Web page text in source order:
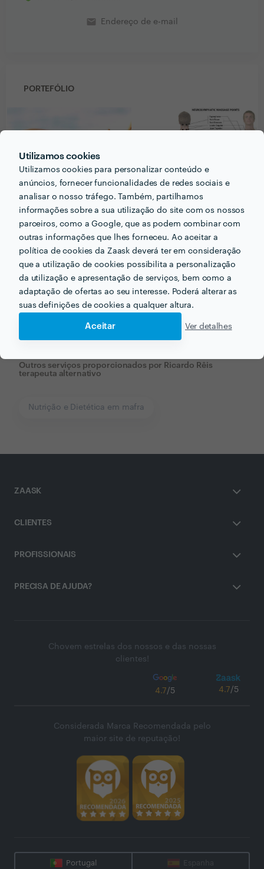
Utilizamos cookies
Utilizamos cookies para personalizar conteúdo e
anúncios, fornecer funcionalidades de redes sociais e
analisar o nosso tráfego. Também, partilhamos
informações sobre a sua utilização do site com os nossos
parceiros, como a Google, que as podem combinar com
outras informações que lhes forneceu. Ao aceitar a
política de cookies da Zaask deverá ter em consideração
que a utilização de cookies possibilita a personalização
da utilização e apresentação de serviços, bem como a
adaptação de ofertas ao seu interesse. Poderá alterar as
suas definições de cookies a qualquer altura.
Aceitar Ver detalhes
email Endereço de e-mail
PORTEFÓLIO
Receba várias propostas de profissionais como
Ricardo Rêis terapeuta alternativoem poucas
horas.
Outros serviços proporcionados por Ricardo Rêis
terapeuta alternativo
Nutrição e Dietética em mafra
ZAASK
CLIENTES
PROFISSIONAIS
PRECISA DE AJUDA?
Chovem estrelas dos nossos e das nossas
clientes!
4.7/5 4.7/5
Considerada Marca Recomendada pelo
maior site de reputação!
Portugal Espanha